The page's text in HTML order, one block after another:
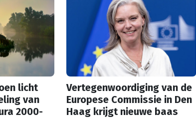
licht
van
2000-
Vertegenwoordiging van de
Europese Commissie in Den
Haag krijgt nieuwe baas